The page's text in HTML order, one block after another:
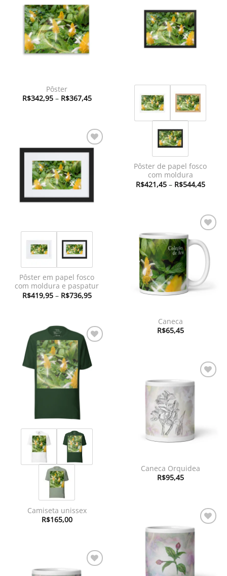
Adicionar
à lista de
desejos
Pôster
R$342,95 – R$367,45Faixa
de
R$367,45
à lista de
desejos
Pôster de papel fosco
com moldura
R$421,45 – R$544,45Faixa
de
Adicionar
desejos
Pôster em papel fosco
com moldura e paspatur
R$419,95 – R$736,95Faixa
de
R$736,95
Adicionar
à lista de
desejos
Caneca
R$65,45
Adicionar
à lista de
desejos
Camiseta unissex
R$165,00
Adicionar
à lista de
desejos
Caneca Orquidea
R$95,45
Adicionar
à lista de
desejos
Adicionar